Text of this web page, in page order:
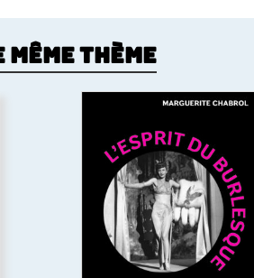
thème
L’Esprit du burlesque
L’ouvrage revisite l’âge d’or
du film musical américain du
XXe siècle en y cherchant
l’héritage du théâtre
burlesquequi se trouve aux